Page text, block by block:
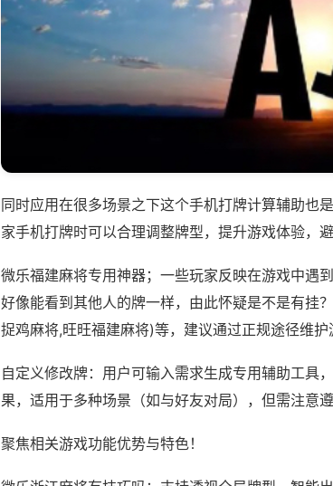
同时应用在很多场景之下这个手机打牌计算辅助也
家手机打牌时可以合理调整牌型，提升游戏体验，
微乐福建麻将专用神器；一些玩家反映在游戏中遇
好像能看到其他人的牌一样，由此怀疑是不是有挂
捉鸡麻将,旺旺福建麻将)等，建议通过正规途径维护
自定义修改牌：用户可输入需求生成专用辅助工具
果，适用于多种场景（如与好友对局），但需注意
聚焦相关游戏功能优势与特色！